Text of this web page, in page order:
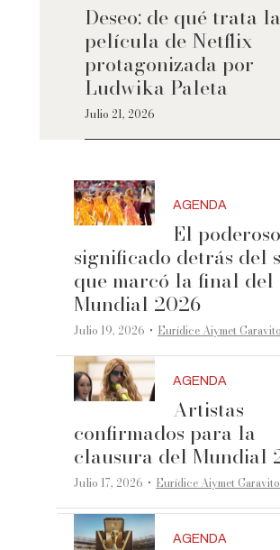
Deseo: de qué trata la
película de Netflix
protagonizada por
Ludwika Paleta
Julio 21, 2026
AGENDA
El poderoso
significado detrás del
que marcó la final del
Mundial 2026
Julio 19, 2026 ·Eurídice Aiymet
AGENDA
Artistas
confirmados para la
clausura del Mundial
Julio 17, 2026 ·Eurídice Aiymet
AGENDA